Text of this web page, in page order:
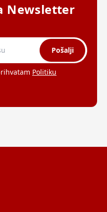
Newsletter
Pošalji
Politiku